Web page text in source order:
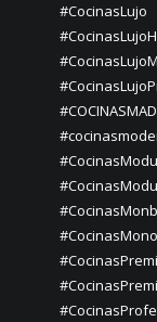
#CocinasLujo